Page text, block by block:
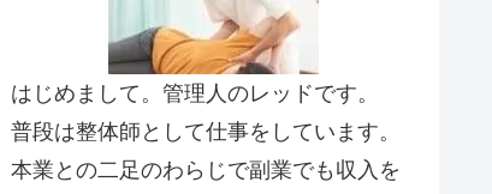
はじめまして。管理人のレッドです。
普段は整体師として仕事をしています。
本業との二足のわらじで副業でも収入を